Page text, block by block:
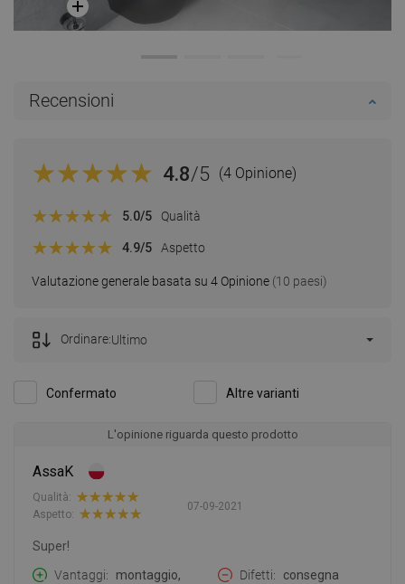
Recensioni
4.8/5 (4 Opinione)
Valutazione generale basata su 4 Opinione (10 paesi)
5.0/5 Qualità
4.9/5 Aspetto
Confermato Altre varianti
Ordinare:Ultimo
L'opinione riguarda questo prodotto
AssaK
07-09-2021
Qualità:
Aspetto:
Super!
Vantaggi
montaggio,
Difetti
consegna